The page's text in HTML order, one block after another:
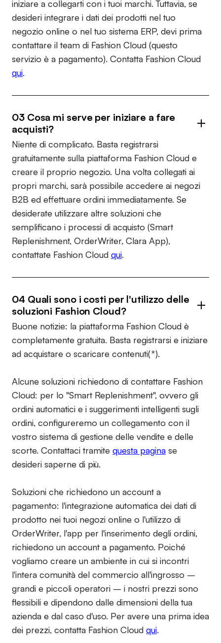
iniziare a collegarti con i tuoi marchi. Tuttavia, se
desideri integrare i dati dei prodotti nel tuo
negozio online o nel tuo sistema ERP, devi prima
contattare il team di Fashion Cloud (questo
servizio è a pagamento). Contatta Fashion Cloud
qui.
03 Cosa mi serve per iniziare a fare
acquisti?
Niente di complicato. Basta registrarsi
gratuitamente sulla piattaforma Fashion Cloud e
creare il proprio negozio. Una volta collegati ai
propri marchi, sarà possibile accedere ai negozi
B2B ed effettuare ordini immediatamente. Se
desiderate utilizzare altre soluzioni che
semplificano i processi di acquisto (Smart
Replenishment, OrderWriter, Clara App),
contattate Fashion Cloud qui.
04 Quali sono i costi per l'utilizzo delle
soluzioni Fashion Cloud?
Buone notizie: la piattaforma Fashion Cloud è
completamente gratuita. Basta registrarsi e iniziare
ad acquistare o scaricare contenuti(*).
Alcune soluzioni richiedono di contattare Fashion
Cloud: per lo "Smart Replenishment", ovvero gli
ordini automatici e i suggerimenti intelligenti sugli
ordini, configureremo un collegamento con il
vostro sistema di gestione delle vendite e delle
scorte. Contattaci tramite questa pagina se
desideri saperne di più.
Soluzioni che richiedono un account a
pagamento: l'integrazione automatica dei dati di
prodotto nei tuoi negozi online o l'utilizzo di
OrderWriter, l'app per l'inserimento degli ordini,
richiedono un account a pagamento. Poiché
vogliamo creare un ambiente in cui si incontri
l'intera comunità del commercio all'ingrosso –
grandi e piccoli operatori – i nostri prezzi sono
flessibili e dipendono dalle dimensioni della tua
azienda e dal caso d'uso. Per avere una prima idea
dei prezzi, contatta Fashion Cloud qui.